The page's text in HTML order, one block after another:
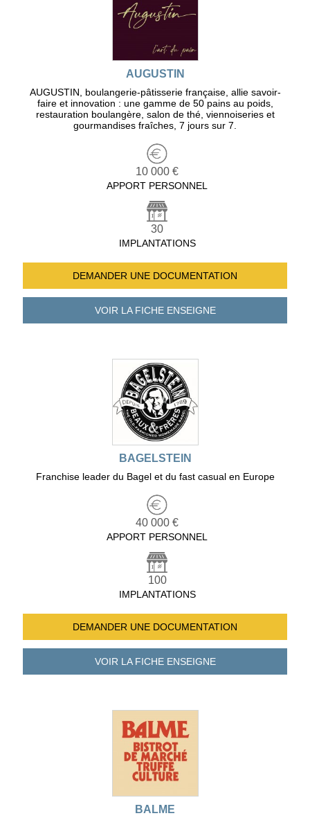
AUGUSTIN
AUGUSTIN, boulangerie-pâtisserie française, allie savoir-
faire et innovation : une gamme de 50 pains au poids,
restauration boulangère, salon de thé, viennoiseries et
gourmandises fraîches, 7 jours sur 7.
10 000 €
APPORT PERSONNEL
30
IMPLANTATIONS
DEMANDER UNE DOCUMENTATION
VOIR LA FICHEENSEIGNE
BAGELSTEIN
Franchise leader du Bagel et du fast casual en Europe
40 000 €
APPORT PERSONNEL
100
IMPLANTATIONS
DEMANDER UNE DOCUMENTATION
VOIR LA FICHEENSEIGNE
BALME